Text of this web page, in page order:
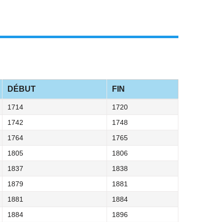
DÉBUT FIN
1714
1720
1742
1748
1764
1765
1805
1806
1837
1838
1879
1881
1881
1884
1884
1896